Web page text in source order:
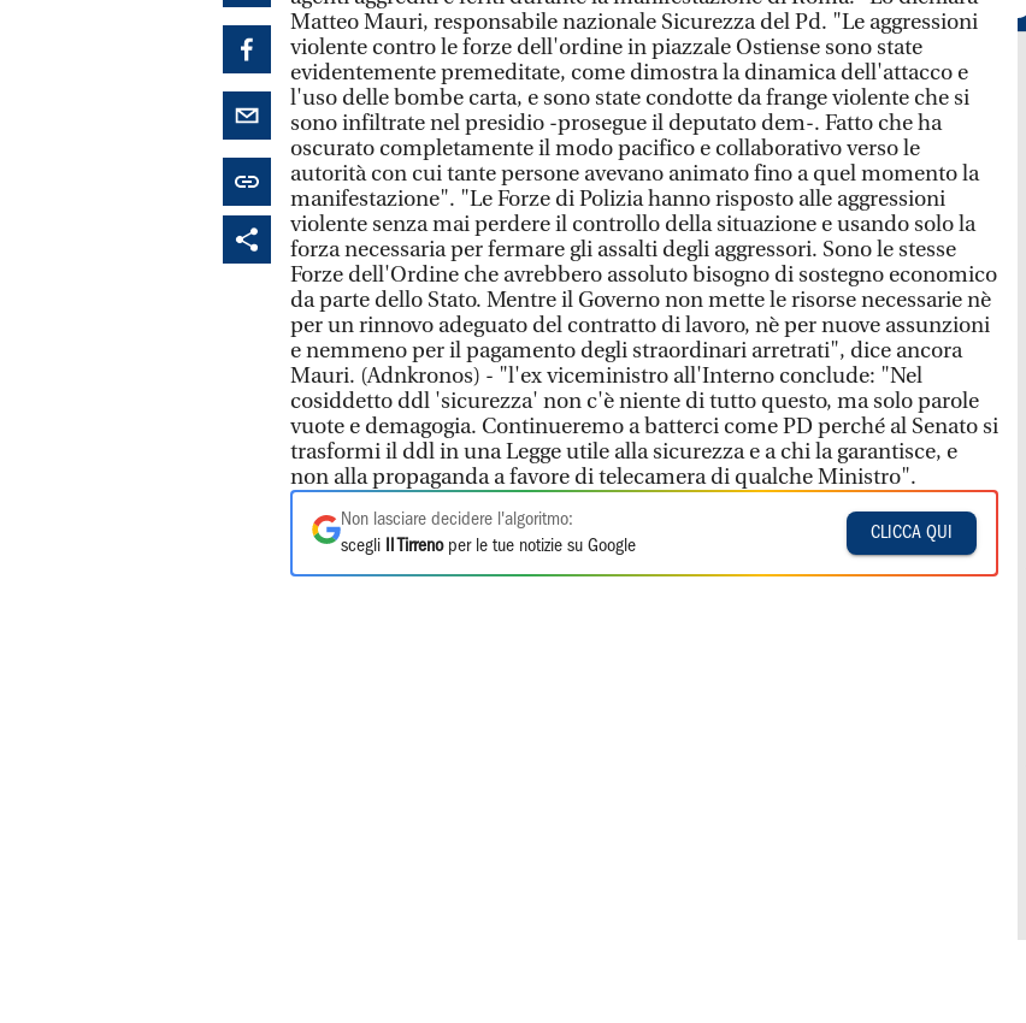
Matteo Mauri, responsabile nazionale Sicurezza del Pd. "Le aggressioni
violente contro le forze dell'ordine in piazzale Ostiense sono state
evidentemente premeditate, come dimostra la dinamica dell'attacco e
l'uso delle bombe carta, e sono state condotte da frange violente che si
sono infiltrate nel presidio -prosegue il deputato dem-. Fatto che ha
oscurato completamente il modo pacifico e collaborativo verso le
autorità con cui tante persone avevano animato fino a quel momento la
manifestazione". "Le Forze di Polizia hanno risposto alle aggressioni
violente senza mai perdere il controllo della situazione e usando solo la
forza necessaria per fermare gli assalti degli aggressori. Sono le stesse
Forze dell'Ordine che avrebbero assoluto bisogno di sostegno economico
da parte dello Stato. Mentre il Governo non mette le risorse necessarie nè
per un rinnovo adeguato del contratto di lavoro, nè per nuove assunzioni
e nemmeno per il pagamento degli straordinari arretrati", dice ancora
Mauri. (Adnkronos) - "l'ex viceministro all'Interno conclude: "Nel
cosiddetto ddl 'sicurezza' non c'è niente di tutto questo, ma solo parole
vuote e demagogia. Continueremo a batterci come PD perché al Senato si
trasformi il ddl in una Legge utile alla sicurezza e a chi la garantisce, e
non alla propaganda a favore di telecamera di qualche Ministro".
Non lasciare decidere l'algoritmo:
scegli
Il Tirrenoper le tue notizie su Google
CLICCA QUI